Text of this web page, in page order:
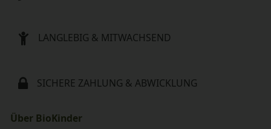
LANGLEBIG & MITWACHSEND
SICHERE ZAHLUNG & ABWICKLUNG
Über BioKinder